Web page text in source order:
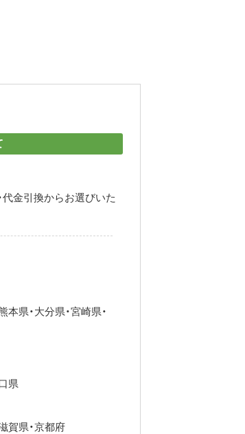
代金引換からお選びいた
県・大分県・宮崎県・
県
賀県・京都府